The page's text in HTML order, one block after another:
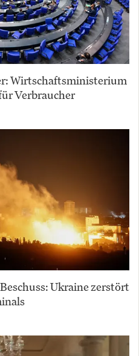
Wirtschaftsministerium
Verbraucher
Ukraine zerstört